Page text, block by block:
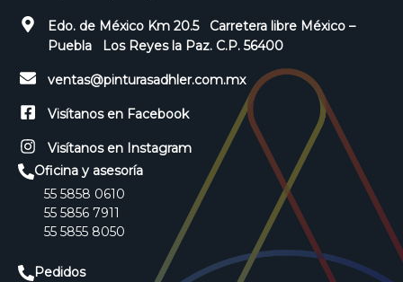
Edo. de México Km 20.5 Carretera libre México –
Puebla Los Reyes la Paz. C.P. 56400
ventas@pinturasadhler.com.mx
Visítanos en Facebook
Visítanos en Instagram
Oficina y asesoría
55 5858 0610
55 5856 7911
55 5855 8050
Pedidos